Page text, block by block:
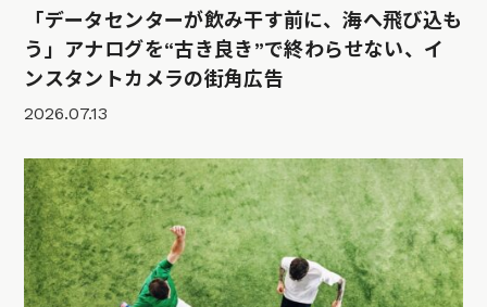
「データセンターが飲み干す前に、海へ飛び込も
う」アナログを“古き良き”で終わらせない、イ
ンスタントカメラの街角広告
2026.07.13